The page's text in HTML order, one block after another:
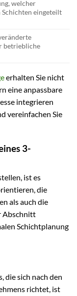
welcher
eingeteilt
betriebliche
erhalten Sie nicht
eine anpassbare
integrieren
vereinfachen Sie
3-
ist es
die
als auch die
Abschnitt
Schichtplanung
die sich nach den
richtet, ist